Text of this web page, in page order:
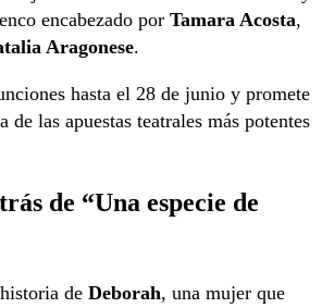
encabezado por Tamara Acosta,
Aragonese.
hasta el 28 de junio y promete
de las apuestas teatrales más potentes
de “Una especie de
de Deborah, una mujer que